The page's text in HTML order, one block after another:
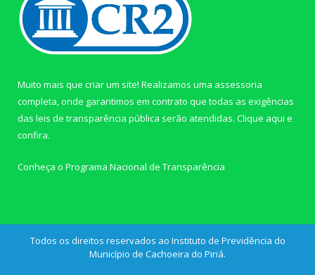
Muito mais que criar um site! Realizamos uma assessoria
completa, onde garantimos em contrato que todas as exigências
das leis de transparência pública serão atendidas. Clique aqui e
confira.
Conheça o Programa Nacional de Transparência
Todos os direitos reservados ao Instituto de Previdência do
Município de Cachoeira do Piriá.